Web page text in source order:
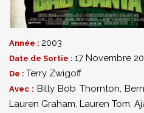
Année : 2003
Date de Sortie : 17 Novembre
De : Terry Zwigoff
Avec : Billy Bob Thornton,
Lauren Graham, Lauren Tom,